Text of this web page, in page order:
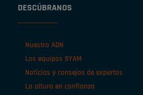
DESCÚBRANOS
Nuestro ADN
Los equipos SYAM
Noticias y consejos de expertos
La altura en confianza